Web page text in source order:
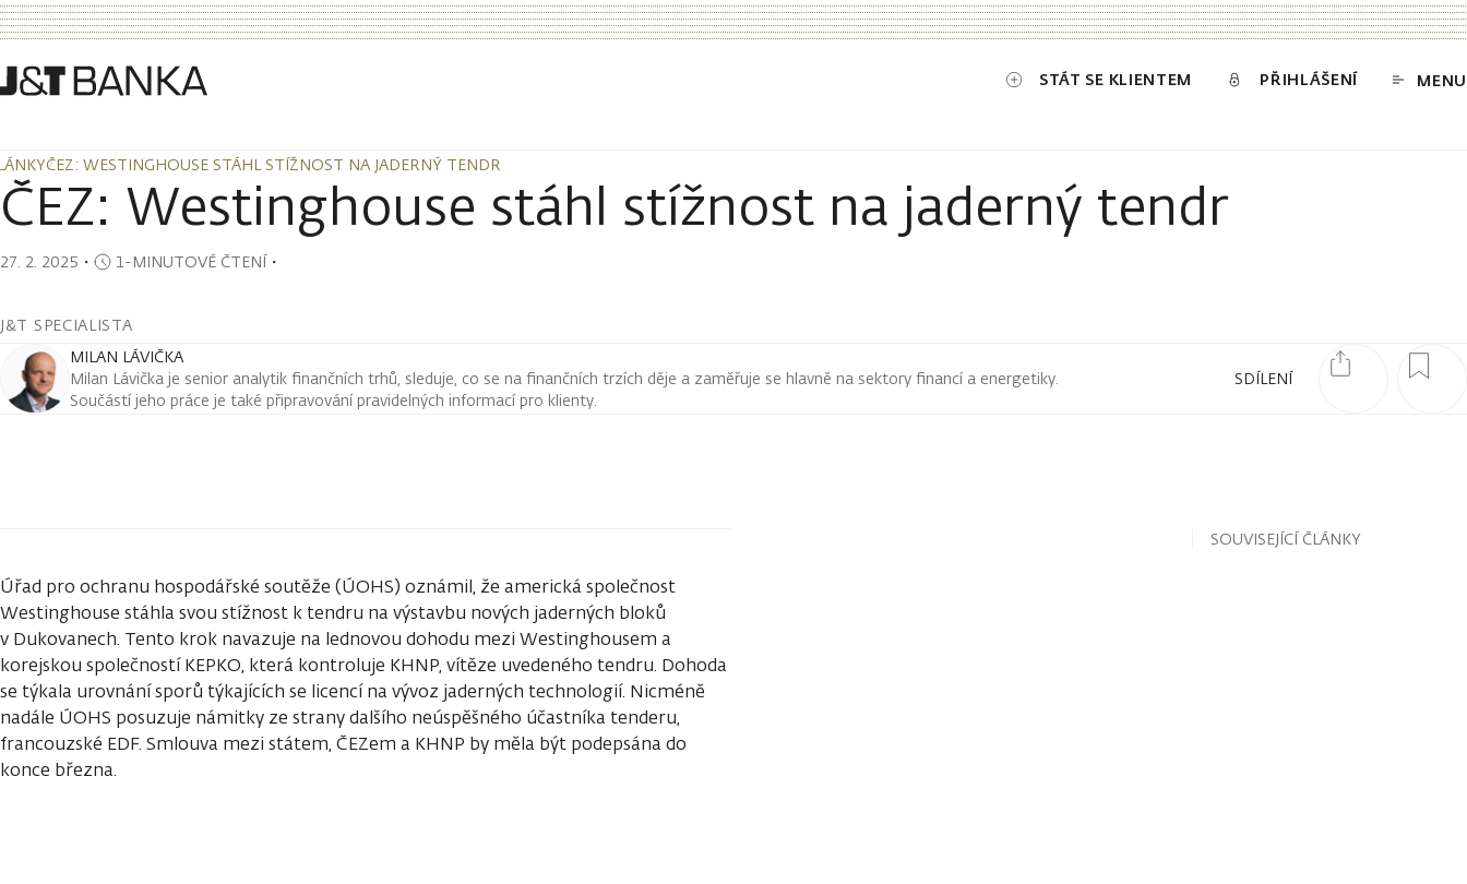
STÁT SE KLIENTEM PŘIHLÁŠENÍ MENU
ČEZ: WESTINGHOUSE STÁHL STÍŽNOST NA JADERNÝ TENDR
ČEZ: WESTINGHOUSE STÁHL STÍŽNOST NA JADERNÝ TENDR
ČEZ: Westinghouse stáhl stížnost na jaderný tendr
27. 2. 2025 ・ 1-MINUTOVÉ ČTENÍ・
J&T SPECIALISTA
SDÍLENÍ
MILAN LÁVIČKA
Milan Lávička je senior analytik finančních trhů, sleduje, co se na finančních trzích děje a zaměřuje se hlavně na sektory financí a energetiky.
Součástí jeho práce je také připravování pravidelných informací pro klienty.
Úřad pro ochranu hospodářské soutěže (ÚOHS) oznámil, že americká společnost
Westinghouse stáhla svou stížnost k tendru na výstavbu nových jaderných bloků
v Dukovanech. Tento krok navazuje na lednovou dohodu mezi Westinghousem a
korejskou společností KEPKO, která kontroluje KHNP, vítěze uvedeného tendru. Dohoda
se týkala urovnání sporů týkajících se licencí na vývoz jaderných technologií. Nicméně
nadále ÚOHS posuzuje námitky ze strany dalšího neúspěšného účastníka tenderu,
francouzské EDF. Smlouva mezi státem, ČEZem a KHNP by měla být podepsána do
konce března.
SOUVISEJÍCÍ ČLÁNKY